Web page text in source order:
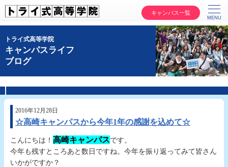
キャンパス一覧
トライ式高等学院
キャンパスライフ
ブログ
2016年12月28日
☆高崎キャンパスから今年1年の感謝を込めて☆
こんにちは！ 高崎キャンパスです。
今年も残すところあと数日ですね。今年を振り返ってみて皆さん
いかがですか？